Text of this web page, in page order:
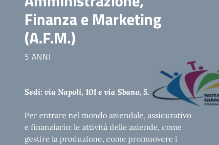
Finanza e Marketing
(A.F.M.)
5 ANNI
Sedi: via Napoli, 101 e via Sbano, 5.
Per entrare nel mondo aziendale, assicurativo
e finanziario: le attività delle aziende, come
gestire la produzione, come promuovere i